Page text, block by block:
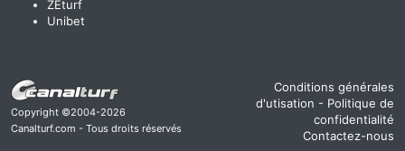
ZEturf
Unibet
Copyright ©2004-2026
Canalturf.com - Tous droits réservés
Conditions générales
d'utisation - Politique de
confidentialité
Contactez-nous